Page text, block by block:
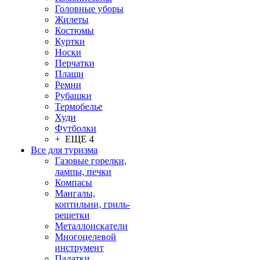
Головные уборы
Жилеты
Костюмы
Куртки
Носки
Перчатки
Плащи
Ремни
Рубашки
Термобелье
Худи
Футболки
+ ЕЩЕ 4
Все для туризма
Газовые горелки,
лампы, печки
Компасы
Мангалы,
коптильни, гриль-
решетки
Металлоискатели
Многоцелевой
инструмент